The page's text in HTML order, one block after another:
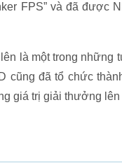
FPS” và đã được
là một trong
cũng đã tổ chức
giá trị giải thưởng lên